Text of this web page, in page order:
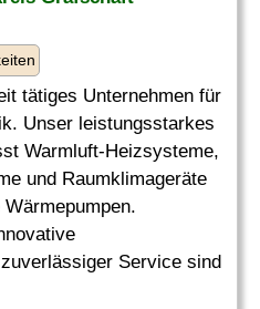
tätiges Unternehmen für
Unser leistungsstarkes
Warmluft-Heizsysteme,
und Raumklimageräte
Service sind